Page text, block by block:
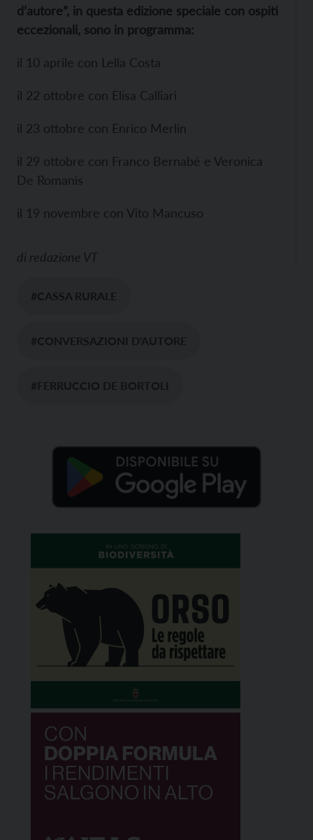
d’autore”, in questa edizione speciale con ospiti
eccezionali, sono in programma:
il 10 aprile con Lella Costa
il 22 ottobre con Elisa Calliari
il 23 ottobre con Enrico Merlin
il 29 ottobre con Franco Bernabé e Veronica
De Romanis
il 19 novembre con Vito Mancuso
di redazione VT
#CASSA RURALE
#CONVERSAZIONI D'AUTORE
#FERRUCCIO DE BORTOLI